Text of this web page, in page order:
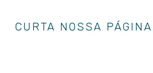
CURTA NOSSA PÁGINA